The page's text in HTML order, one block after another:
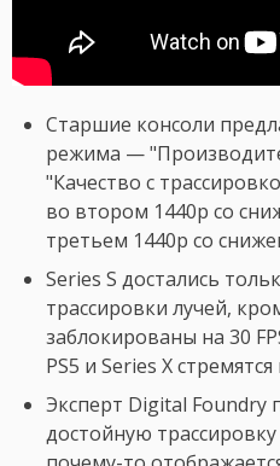
Старшие консоли
режима —
"Качество с
во втором 1440p со
третьем 1440p со
Series S достались
трассировки лучей,
заблокированы на 30
PS5 и Series X стремятся
Эксперт Digital Foundry
достойную